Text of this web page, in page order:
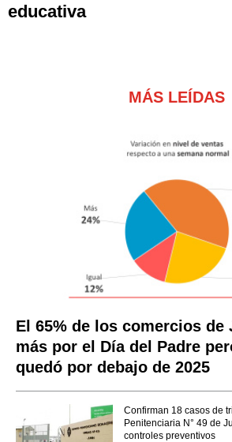
educativa
MÁS LEÍDAS
El 65% de los comercios de
más por el Día del Padre
quedó por debajo de 2025
Confirman 18 casos de
Penitenciaria N° 49 de
controles preventivos